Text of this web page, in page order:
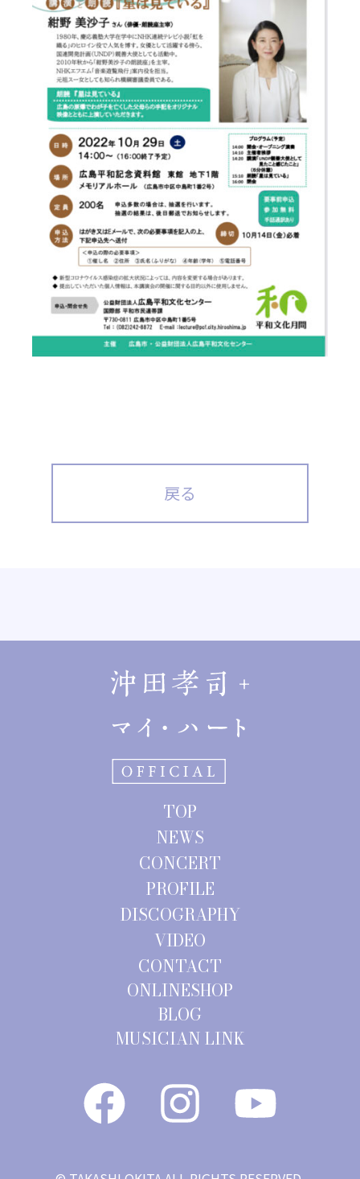
戻る
TOP
NEWS
CONCERT
PROFILE
DISCOGRAPHY
VIDEO
CONTACT
ONLINESHOP
BLOG
MUSICIAN LINK